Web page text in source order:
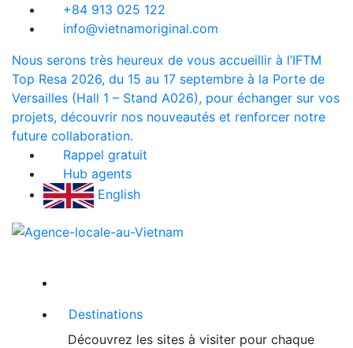
+84 913 025 122
info@vietnamoriginal.com
Nous serons très heureux de vous accueillir à l’IFTM
Top Resa 2026, du 15 au 17 septembre à la Porte de
Versailles (Hall 1 – Stand A026), pour échanger sur vos
projets, découvrir nos nouveautés et renforcer notre
future collaboration.
Rappel gratuit
Hub agents
English
Destinations
Découvrez les sites à visiter pour chaque